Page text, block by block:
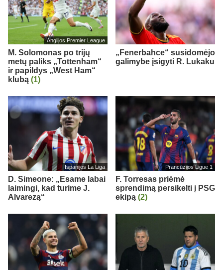
Anglijos Premier League
M. Solomonas po trijų
metų paliks „Tottenham“
ir papildys „West Ham“
klubą (1)
„Fenerbahce“ susidomėjo
galimybe įsigyti R. Lukaku
Ispanijos La Liga
D. Simeone: „Esame labai
laimingi, kad turime J.
Alvarezą“
Prancūzijos Ligue 1
F. Torresas priėmė
sprendimą persikelti į PSG
ekipą (2)